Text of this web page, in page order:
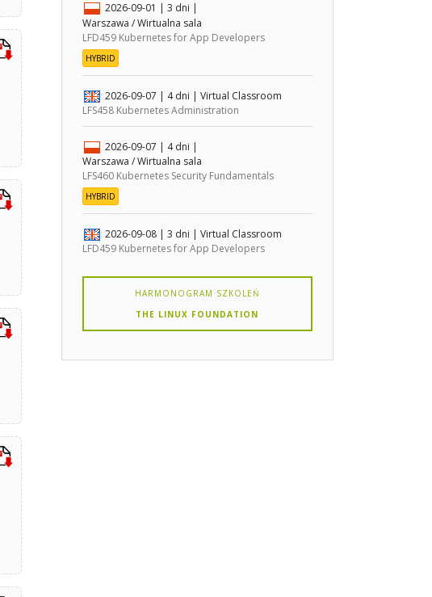
2026-09-01 | 3 dni |
Warszawa / Wirtualna sala
LFD459 Kubernetes for App Developers
HYBRID
2026-09-07 | 4 dni | Virtual Classroom
LFS458 Kubernetes Administration
2026-09-07 | 4 dni |
Warszawa / Wirtualna sala
LFS460 Kubernetes Security Fundamentals
HYBRID
2026-09-08 | 3 dni | Virtual Classroom
LFD459 Kubernetes for App Developers
HARMONOGRAM SZKOLEŃ
THE LINUX FOUNDATION